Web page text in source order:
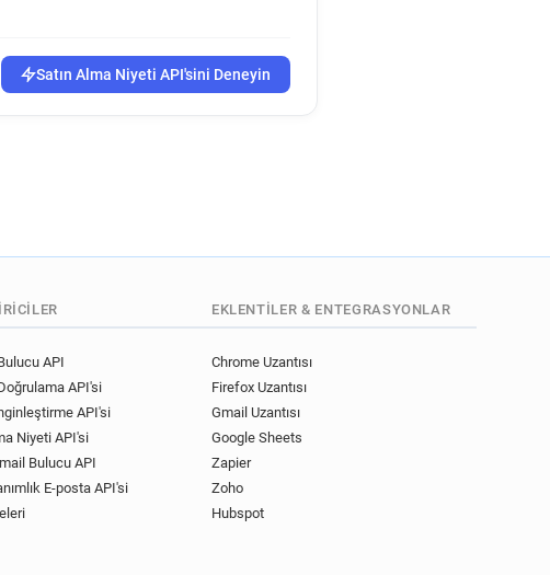
y******@tgifridays.co.uk
n************@tgifridays.co.uk
z********@tgifridays.co.uk
m********@tgifridays.co.uk
y*****@tgifridays.co.uk
k*********@tgifridays.co.uk
l********@tgifridays.co.uk
i**********@tgifridays.co.uk
z***********@tgifridays.co.uk
Satın Alma Niyeti API'sini Deneyin
API
API'si
API'si
Niyeti API'si
Bulucu API
E-posta API'si
EKLENTILER & ENTEGRASYONLAR
Chrome Uzantısı
Firefox Uzantısı
Gmail Uzantısı
Google Sheets
Zapier
Zoho
Hubspot